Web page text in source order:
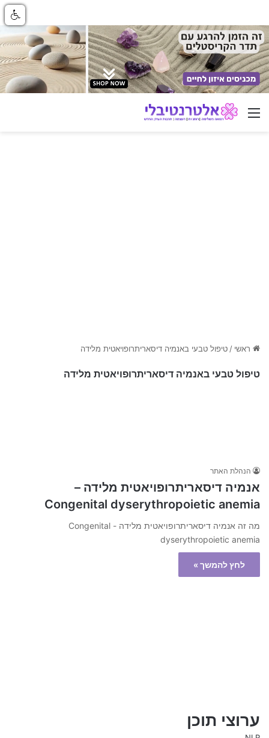
ניווט באתר
ראשי / טיפול טבעי באנמיה דיסאריתרופויאטית מלידה
טיפול טבעי באנמיה דיסאריתרופויאטית מלידה
הנהלת האתר
אנמיה דיסאריתרופויאטית מלידה –
Congenital dyserythropoietic anemia
מה זה אנמיה דיסאריתרופויאטית מלידה - Congenital
dyserythropoietic anemia
לחץ להמשך »
ערוצי תוכן